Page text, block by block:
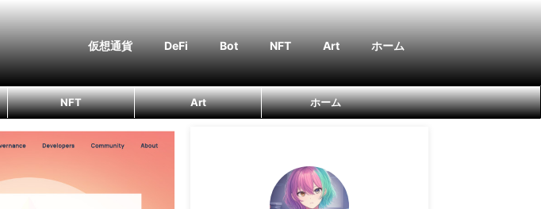
仮想通貨 DeFi Bot NFT Art ホーム
NFT Art ホーム